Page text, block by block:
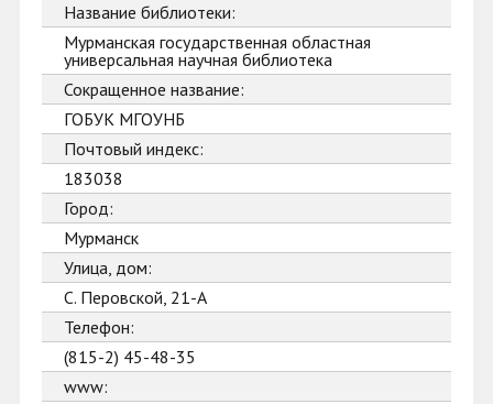
Название библиотеки:
Мурманская государственная областная
универсальная научная библиотека
Сокращенное название:
ГОБУК МГОУНБ
Почтовый индекс:
183038
Город:
Мурманск
Улица, дом:
С. Перовской, 21-А
Телефон:
(815-2) 45-48-35
www: